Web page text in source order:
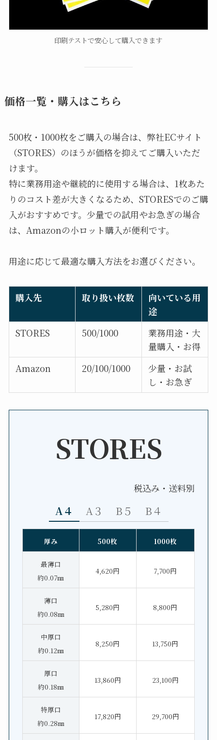
印刷テストで安心して購入できます
価格一覧・購入はこちら
500枚・1000枚をご購入の場合は、弊社ECサイト
（STORES）のほうが価格を抑えてご購入いただ
けます。
特に業務用途や継続的に使用する場合は、1枚あた
りのコスト差が大きくなるため、STORESでのご購
入がおすすめです。少量での試用やお急ぎの場合
は、Amazonの小ロット購入が便利です。
用途に応じて最適な購入方法をお選びください。
購入先 取り扱い枚数
向いている用
途
STORES
500/1000
業務用途・大
量購入・お得
Amazon
20/100/1000
少量・お試
し・お急ぎ
STORES
税込み・送料別
A４ A３ B５ B４
厚み 500枚 1000枚
最薄口
約0.07㎜
4,620円 7,700円
薄口
約0.08㎜
5,280円 8,800円
中厚口
約0.12㎜
8,250円 13,750円
厚口
約0.18㎜
13,860円 23,100円
特厚口
約0.28㎜
17,820円 29,700円